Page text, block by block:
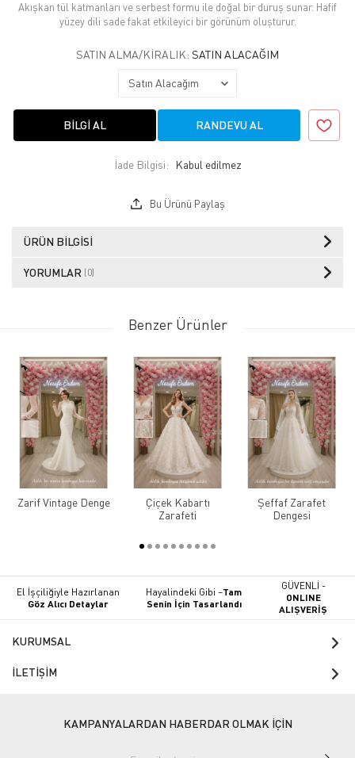
Akışkan tül katmanları ve serbest formu ile doğal bir duruş sunar. Hafif
yüzey dili sade fakat etkileyici bir görünüm oluşturur.
SATIN ALMA/KIRALIK: SATIN ALACAĞIM
BILGI AL RANDEVU AL
İade Bilgisi:
Bu Ürünü Paylaş
ÜRÜN BILGISI
YORUMLAR (0)
Benzer Ürünler
Zarif Vintage Denge
Çiçek Kabartı
Zarafeti
Şeffaf Zarafet
Dengesi
El İşçiliğiyle Hazırlanan
Göz Alıcı Detaylar
Hayalindeki Gibi –Tam
Senin İçin Tasarlandı
GÜVENLİ -
ONLINE
ALIŞVERİŞ
KURUMSAL
İLETİŞİM
KAMPANYALARDAN HABERDAR OLMAK İÇİN